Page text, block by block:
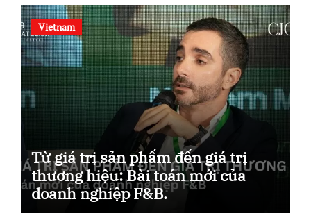
Vietnam
Từ giá trị sản phẩm đến giá trị
thương hiệu: Bài toán mới của
doanh nghiệp F&B.